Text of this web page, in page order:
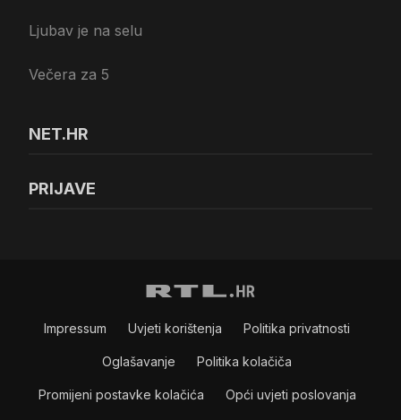
Ljubav je na selu
Večera za 5
NET.HR
PRIJAVE
Impressum Uvjeti korištenja Politika privatnosti
Oglašavanje Politika kolačiča
Promijeni postavke kolačića Opći uvjeti poslovanja